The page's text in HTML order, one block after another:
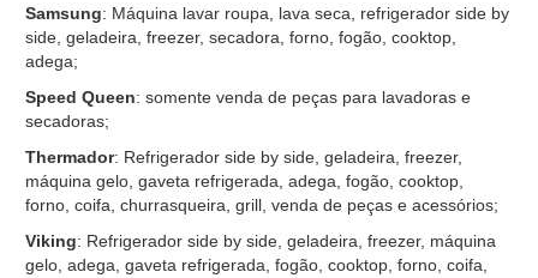
Samsung: Máquina lavar roupa, lava seca, refrigerador side by
side, geladeira, freezer, secadora, forno, fogão, cooktop,
adega;
Speed Queen: somente venda de peças para lavadoras e
secadoras;
Thermador: Refrigerador side by side, geladeira, freezer,
máquina gelo, gaveta refrigerada, adega, fogão, cooktop,
forno, coifa, churrasqueira, grill, venda de peças e acessórios;
Viking: Refrigerador side by side, geladeira, freezer, máquina
gelo, adega, gaveta refrigerada, fogão, cooktop, forno, coifa,